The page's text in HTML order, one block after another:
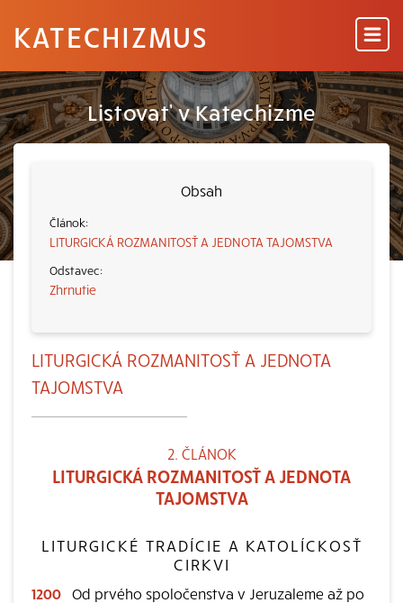
KATECHIZMUS
Listovať v Katechizme
Obsah
LITURGICKÁ ROZMANITOSŤ A JEDNOTA TAJOMSTVA
Zhrnutie
LITURGICKÁ ROZMANITOSŤ A JEDNOTA
TAJOMSTVA
2. ČLÁNOK
LITURGICKÁ ROZMANITOSŤ A JEDNOTA
TAJOMSTVA
LITURGICKÉ TRADÍCIE A KATOLÍCKOSŤ
CIRKVI
1200 Od prvého spoločenstva v Jeruzaleme až po